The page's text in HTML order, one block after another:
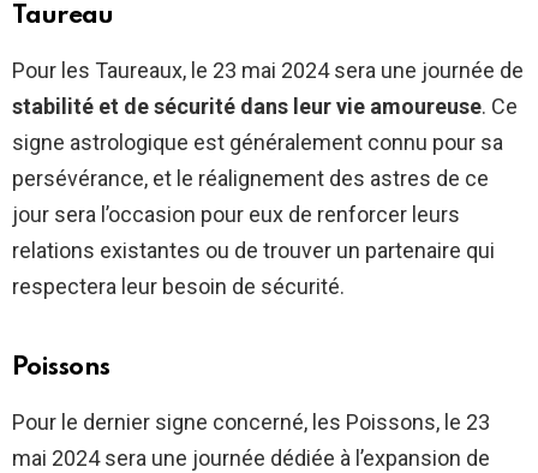
Taureau
Pour les Taureaux, le 23 mai 2024 sera une journée de
stabilité et de sécurité dans leur vie amoureuse. Ce
signe astrologique est généralement connu pour sa
persévérance, et le réalignement des astres de ce
jour sera l’occasion pour eux de renforcer leurs
relations existantes ou de trouver un partenaire qui
respectera leur besoin de sécurité.
Poissons
Pour le dernier signe concerné, les Poissons, le 23
mai 2024 sera une journée dédiée à l’expansion de